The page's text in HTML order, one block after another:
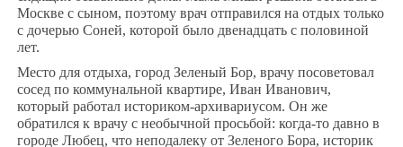
Москве с сыном, поэтому врач отправился на отдых только
с дочерью Соней, которой было двенадцать с половиной
лет.
Место для отдыха, город Зеленый Бор, врачу посоветовал
сосед по коммунальной квартире, Иван Иванович,
который работал историком-архивариусом. Он же
обратился к врачу с необычной просьбой: когда-то давно в
городе Любец, что неподалеку от Зеленого Бора, историк